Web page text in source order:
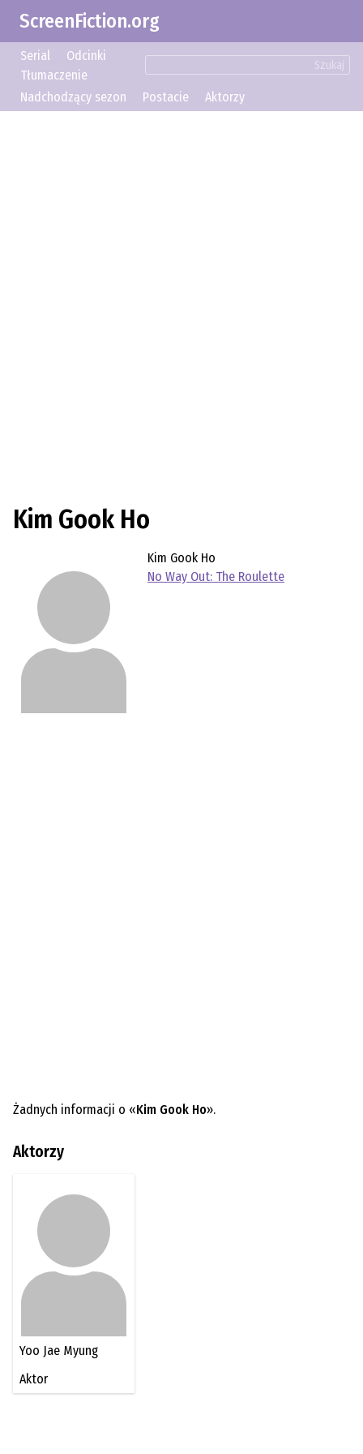
ScreenFiction.org
Szukaj
Serial
Odcinki
Tłumaczenie
Nadchodzący sezon
Postacie Aktorzy
Kim Gook Ho
Kim Gook Ho
No Way Out: The Roulette
Żadnych informacji o «Kim Gook Ho».
Aktorzy
Yoo Jae Myung
Aktor